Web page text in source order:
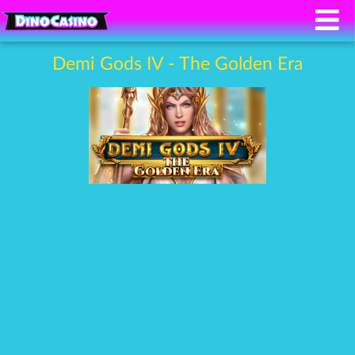
Demi Gods IV - The Golden Era